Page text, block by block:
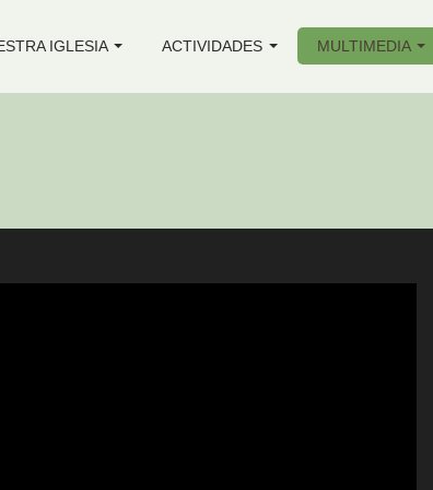
IGLESIA ACTIVIDADES MULTIMEDIA